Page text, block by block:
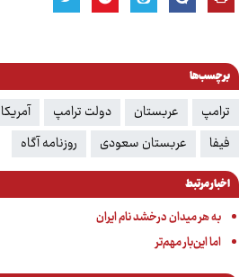
برچسب‌ها
ترامپ عربستان دولت ترامپ آمریکا
فیفا
عربستان سعودی روزنامه آگاه
اخبار مرتبط
به هر میدان درخشد نام ایران
اما این‌بار مهم‌تر